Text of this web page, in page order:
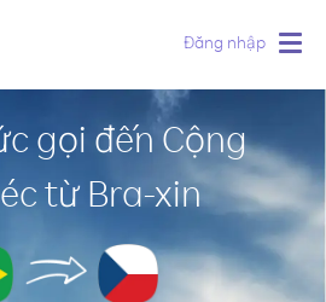
Đăng nhập
gọi đến Cộng
từ Bra-xin